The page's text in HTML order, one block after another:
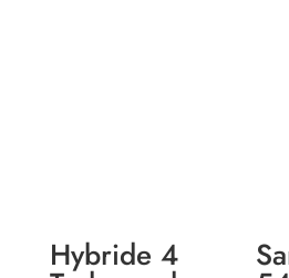
Hybride 4